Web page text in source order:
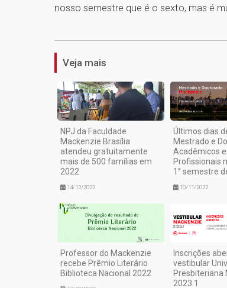
nosso semestre que é o sexto, mas é
Veja mais
NPJ da Faculdade
Mackenzie Brasília
atendeu gratuitamente
mais de 500 famílias em
2022
14/12/2022
Últimos dias
Mestrado e
Acadêmicos e
Profissionais
1° semestre
10/11/2022
Professor do Mackenzie
recebe Prêmio Literário
Biblioteca Nacional 2022
Inscrições
vestibular
Presbiteriana
2023.1